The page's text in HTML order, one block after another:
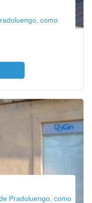
como
Pradoluengo, como